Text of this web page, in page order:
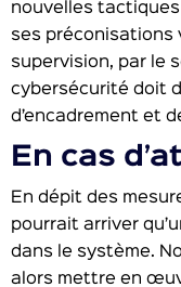
nouvelles
ses préconisations
supervision, par le
cybersécurité doit
d’encadrement et
En cas
En dépit des
pourrait arriver
dans le système.
alors mettre en